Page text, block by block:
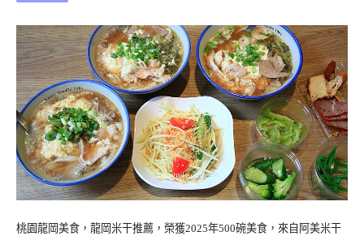
桃園龍岡美食，龍岡米干推薦，榮獲2025年500碗美食，來自阿美米干